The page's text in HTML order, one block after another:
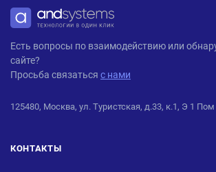
ANDPRO
Есть вопросы по взаимодействию или
сайте?
Просьба связаться с нами
125480, Москва, ул. Туристская, д.33, к.1, Э 1
КОНТАКТЫ